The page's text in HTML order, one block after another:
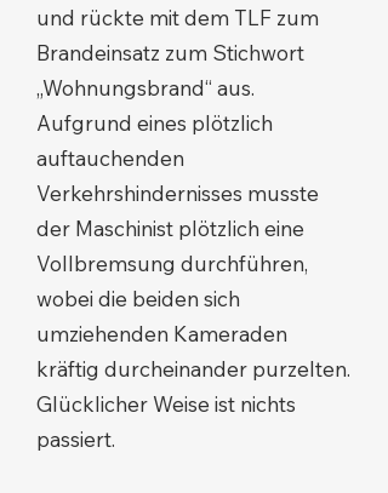
und rückte mit dem TLF zum
Brandeinsatz zum Stichwort
„Wohnungsbrand“ aus.
Aufgrund eines plötzlich
auftauchenden
Verkehrshindernisses musste
der Maschinist plötzlich eine
Vollbremsung durchführen,
wobei die beiden sich
umziehenden Kameraden
kräftig durcheinander purzelten.
Glücklicher Weise ist nichts
passiert.